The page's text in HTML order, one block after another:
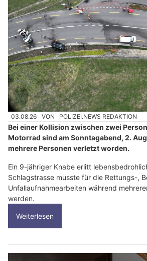
03.08.26 VON POLIZEI.NEWS REDAKTION
Bei einer Kollision zwischen zwei
Motorrad sind am Sonntagabend, 2.
mehrere Personen verletzt worden.
Ein 9-jähriger Knabe erlitt
Schlagstrasse musste für die Rettungs-,
Unfallaufnahmearbeiten während
werden.
Weiterlesen